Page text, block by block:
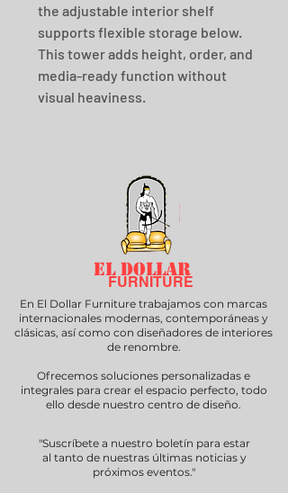
the adjustable interior shelf
supports flexible storage below.
This tower adds height, order, and
media-ready function without
visual heaviness.
EL DOLLAR
FURNITURE
En El Dollar Furniture trabajamos con marcas
internacionales modernas, contemporáneas y
clásicas, así como con diseñadores de interiores
de renombre.
Ofrecemos soluciones personalizadas e
integrales para crear el espacio perfecto, todo
ello desde nuestro centro de diseño.
"Suscríbete a nuestro boletín para estar
al tanto de nuestras últimas noticias y
próximos eventos."